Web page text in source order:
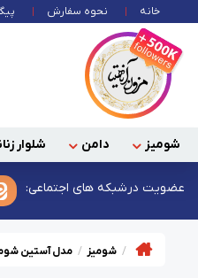
خانه نحوه سفارش
شومیز دامن شلوار
عضویت درشبکه های اجتماعی:
شومیز مدل آستین